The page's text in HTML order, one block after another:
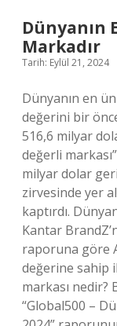
Dünyanın
Markadır
Tarih: Eylül 21, 2024
Dünyanın en
değerini bir
516,6 milyar
değerli
milyar dolar
zirvesinde yer
kaptırdı.
Kantar
raporuna göre
değerine sahip
markası nedir?
“Global500 –